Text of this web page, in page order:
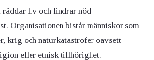
räddar liv och lindrar nöd
Organisationen bistår människor som
krig och naturkatastrofer oavsett
eller etnisk tillhörighet.